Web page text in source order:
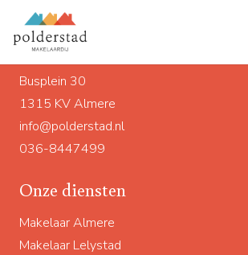
Ons adres
Busplein 30
1315 KV Almere
info@polderstad.nl
036-8447499
Onze diensten
Makelaar Almere
Makelaar Lelystad